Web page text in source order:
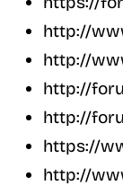
http://
http://
http://
http://
https://
http://